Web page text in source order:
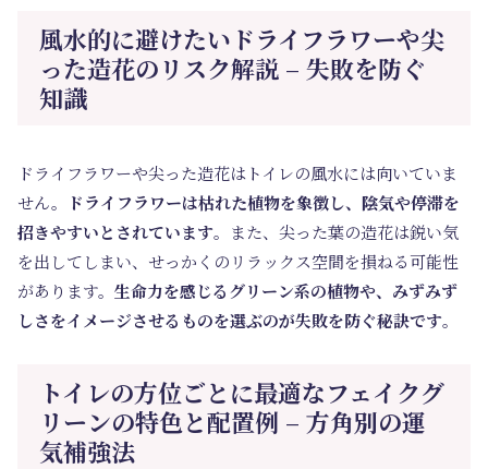
風水的に避けたいドライフラワーや尖
った造花のリスク解説 – 失敗を防ぐ
知識
ドライフラワーや尖った造花はトイレの風水には向いていま
せん。
ドライフラワーは枯れた植物を象徴し、陰気や停滞を
招きやすいとされています。また、尖った葉の造花は鋭い気
を出してしまい、せっかくのリラックス空間を損ねる可能性
があります。 生命力を感じるグリーン系の植物や、みずみず
しさをイメージさせるものを選ぶのが失敗を防ぐ秘訣です。
トイレの方位ごとに最適なフェイクグ
リーンの特色と配置例 – 方角別の運
気補強法